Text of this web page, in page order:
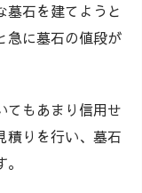
墓石を建てようと
急に墓石の値段が
てもあまり信用せ
積りを行い、墓石